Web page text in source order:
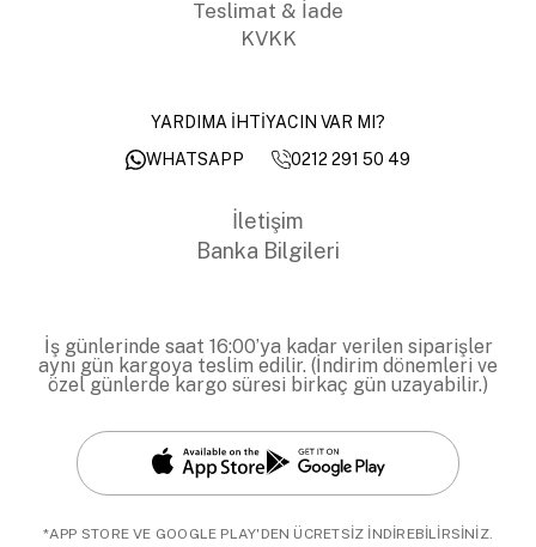
Teslimat & İade
KVKK
YARDIMA İHTİYACIN VAR MI?
WHATSAPP
0212 291 50 49
İletişim
Banka Bilgileri
İş günlerinde saat 16:00’ya kadar verilen siparişler
aynı gün kargoya teslim edilir. (İndirim dönemleri ve
özel günlerde kargo süresi birkaç gün uzayabilir.)
*APP STORE VE GOOGLE PLAY'DEN ÜCRETSİZ İNDİREBİLİRSİNİZ.